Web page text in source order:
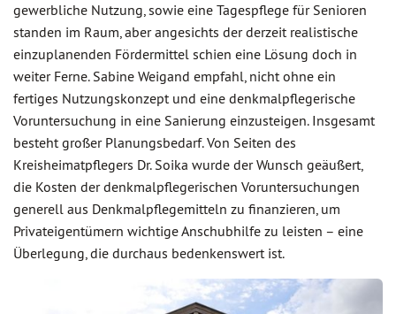
gewerbliche Nutzung, sowie eine Tagespflege für Senioren
standen im Raum, aber angesichts der derzeit realistische
einzuplanenden Fördermittel schien eine Lösung doch in
weiter Ferne. Sabine Weigand empfahl, nicht ohne ein
fertiges Nutzungskonzept und eine denkmalpflegerische
Voruntersuchung in eine Sanierung einzusteigen. Insgesamt
besteht großer Planungsbedarf. Von Seiten des
Kreisheimatpflegers Dr. Soika wurde der Wunsch geäußert,
die Kosten der denkmalpflegerischen Voruntersuchungen
generell aus Denkmalpflegemitteln zu finanzieren, um
Privateigentümern wichtige Anschubhilfe zu leisten – eine
Überlegung, die durchaus bedenkenswert ist.